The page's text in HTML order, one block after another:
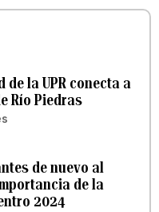
de la UPR conecta a
Río Piedras
de nuevo al
de la
2024